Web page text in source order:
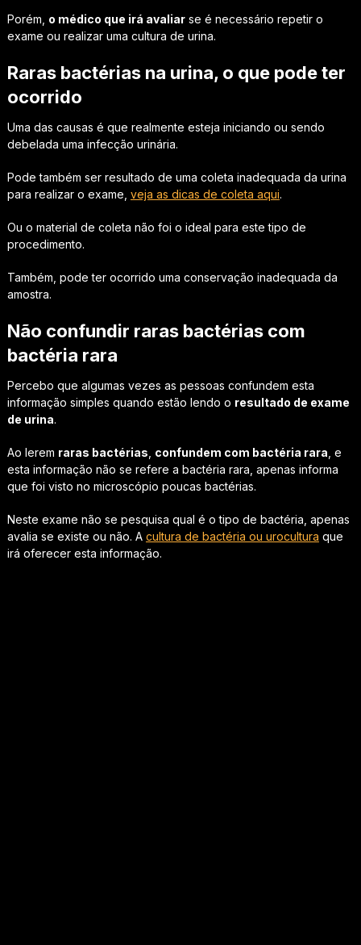
Porém, o médico que irá avaliarse é necessário repetir o
exame ou realizar uma cultura de urina.
Raras bactérias na urina, o que pode ter
ocorrido
Uma das causas é que realmente esteja iniciando ou sendo
debelada uma infecção urinária.
Pode também ser resultado de uma coleta inadequada da urina
para realizar o exame, veja as dicas de coleta aqui.
Ou o material de coleta não foi o ideal para este tipo de
procedimento.
Também, pode ter ocorrido uma conservação inadequada da
amostra.
Não confundir raras bactérias com
bactéria rara
Percebo que algumas vezes as pessoas confundem esta
informação simples quando estão lendo o resultado de exame
de urina.
Ao lerem raras bactérias confundem com bactéria rara , e
esta informação não se refere a bactéria rara, apenas informa
que foi visto no microscópio poucas bactérias.
Neste exame não se pesquisa qual é o tipo de bactéria, apenas
avalia se existe ou não. A cultura de bactéria ou urocultura que
irá oferecer esta informação.